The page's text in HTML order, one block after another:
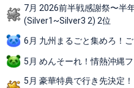
7月 2026前半戦感謝祭〜半
(Silver1~Silver3 2) 2位
6月 九州まるごと集めろ！
5月 めんそーれ！情熱沖縄
5月 豪華特典で行き先決定